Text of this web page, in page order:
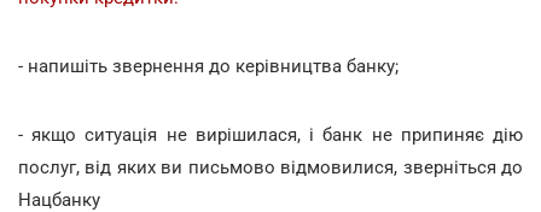
- напишіть звернення до керівництва банку;
- якщо ситуація не вирішилася, і банк не припиняє дію
послуг, від яких ви письмово відмовилися, зверніться до
Нацбанку